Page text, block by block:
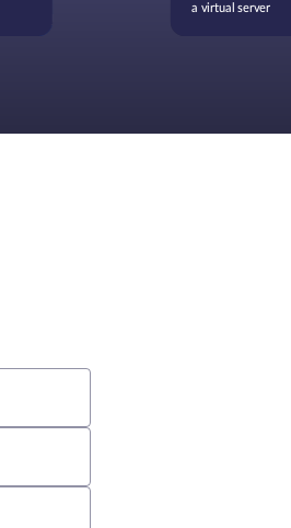
a virtual server